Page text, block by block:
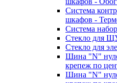
Система
шкафов -
Система
Стекло для
Стекло для
Шина "N"
крепеж по
Шина "N"